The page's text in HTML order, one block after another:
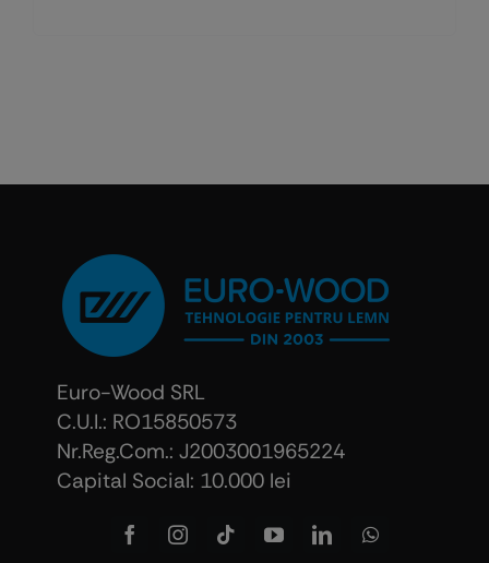
Euro-Wood SRL
C.U.I.: RO15850573
Nr.Reg.Com.: J2003001965224
Capital Social: 10.000 lei